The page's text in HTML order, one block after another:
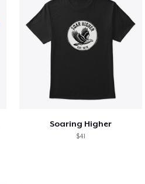
Soaring Higher
$41